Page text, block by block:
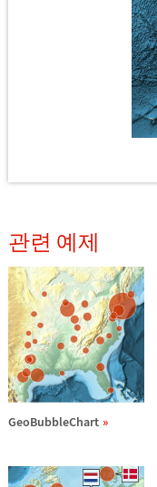
관련 예제
GeoBubbleChart